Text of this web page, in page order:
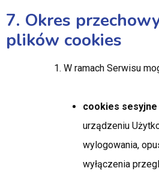
7. Okres
plików cookies
W ramach Serwisu
cookies sesyjne
urządzeniu
wylogowania,
wyłączenia